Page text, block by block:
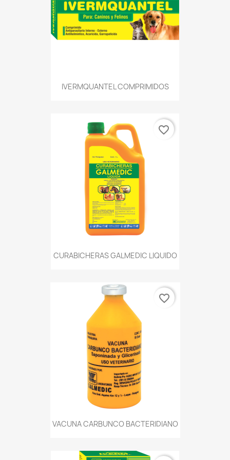
IVERMQUANTEL COMPRIMIDOS
CURABICHERAS GALMEDIC LIQUIDO
favorite_border
VACUNA CARBUNCO BACTERIDIANO
favorite_border